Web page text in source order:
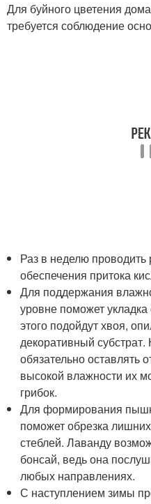
Для буйного цветения
требуется соблюдение
Раз в неделю
обеспечения притока
Для поддержания
уровне поможет
этого подойдут хвоя,
декоративный
обязательно оставлять
высокой влажности их
грибок.
Для формирования
поможет обрезка
стеблей. Лаванду
бонсай, ведь она
любых направлениях.
С наступлением зимы